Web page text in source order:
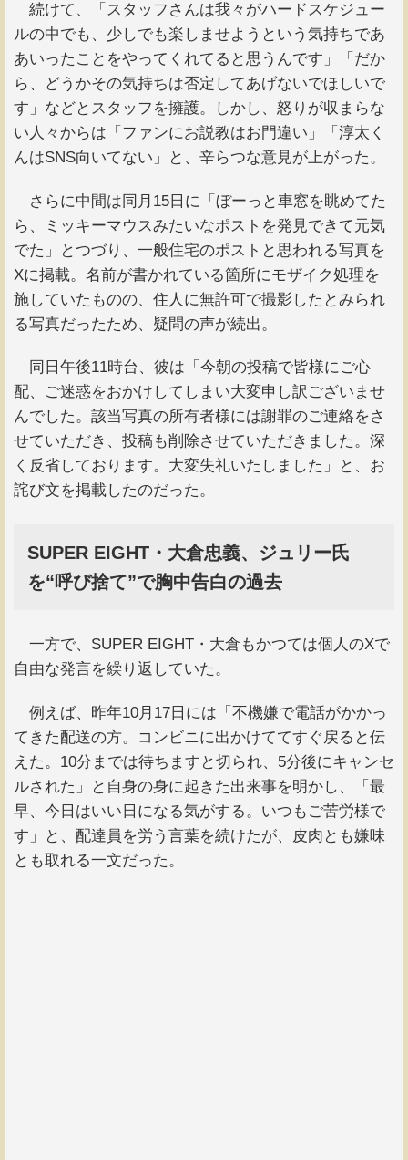
続けて、「スタッフさんは我々がハードスケジュー
ルの中でも、少しでも楽しませようという気持ちであ
あいったことをやってくれてると思うんです」「だか
ら、どうかその気持ちは否定してあげないでほしいで
す」などとスタッフを擁護。しかし、怒りが収まらな
い人々からは「ファンにお説教はお門違い」「淳太く
んはSNS向いてない」と、辛らつな意見が上がった。
さらに中間は同月15日に「ぼーっと車窓を眺めてた
ら、ミッキーマウスみたいなポストを発見できて元気
でた」とつづり、一般住宅のポストと思われる写真を
Xに掲載。名前が書かれている箇所にモザイク処理を
施していたものの、住人に無許可で撮影したとみられ
る写真だったため、疑問の声が続出。
同日午後11時台、彼は「今朝の投稿で皆様にご心
配、ご迷惑をおかけしてしまい大変申し訳ございませ
んでした。該当写真の所有者様には謝罪のご連絡をさ
せていただき、投稿も削除させていただきました。深
く反省しております。大変失礼いたしました」と、お
詫び文を掲載したのだった。
SUPER EIGHT・大倉忠義、ジュリー氏
を“呼び捨て”で胸中告白の過去
一方で、SUPER EIGHT・大倉もかつては個人のXで
自由な発言を繰り返していた。
例えば、昨年10月17日には「不機嫌で電話がかかっ
てきた配送の方。コンビニに出かけててすぐ戻ると伝
えた。10分までは待ちますと切られ、5分後にキャンセ
ルされた」と自身の身に起きた出来事を明かし、「最
早、今日はいい日になる気がする。いつもご苦労様で
す」と、配達員を労う言葉を続けたが、皮肉とも嫌味
とも取れる一文だった。